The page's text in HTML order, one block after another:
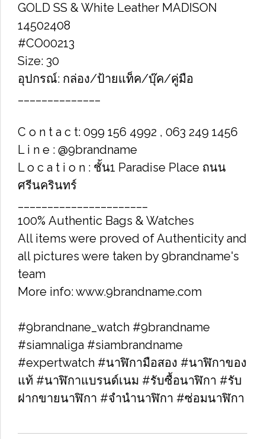
GOLD SS & White Leather MADISON
14502408
#CO00213
Size: 30
อุปกรณ์: กล่อง/ป้ายแท็ค/บุ๊ค/คู่มือ
C o n t a c t: 099 156 4992 , 063 249 1456
L i n e : @9brandname
L o c a t i o n : ชั้น1 Paradise Place ถนน
ศรีนครินทร์
100% Authentic Bags & Watches
All items were proved of Authenticity and
all pictures were taken by 9brandname's
team
More info: www.9brandname.com
#9brandnane_watch #9brandname
#siamnaliga #siambrandname
#expertwatch #นาฬิกามือสอง #นาฬิกาของ
แท้ #นาฬิกาแบรนด์เนม #รับซื้อนาฬิกา​ #รับ
ฝากขายนาฬิกา #จำนำนาฬิกา #ซ่อมนาฬิกา